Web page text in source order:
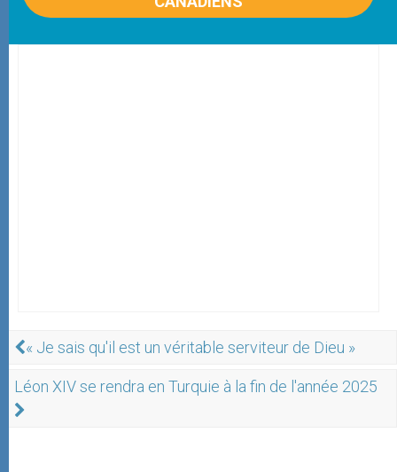
« Je sais qu'il est un véritable serviteur de Dieu »
Léon XIV se rendra en Turquie à la fin de l'année 2025